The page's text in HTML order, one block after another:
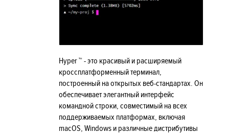
Hyper ™ - это красивый и расширяемый
кроссплатформенный терминал,
построенный на открытых веб-стандартах. Он
обеспечивает элегантный интерфейс
командной строки, совместимый на всех
поддерживаемых платформах, включая
macOS, Windows и различные дистрибутивы